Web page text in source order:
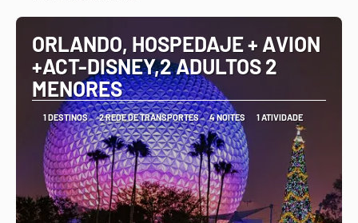
ORLANDO, HOSPEDAJE + AVION
+ACT-DISNEY,2 ADULTOS 2
MENORES
1 DESTINOS 2 REDE DE TRANSPORTES 4 NOITES 1 ATIVIDADE